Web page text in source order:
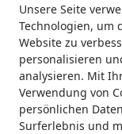
Unsere Seite
Technologien, um
Website zu
personalisieren
analysieren. Mit
Verwendung von
persönlichen
Surferlebnis und
Karibu Pools
Startseite
Gartenhaus